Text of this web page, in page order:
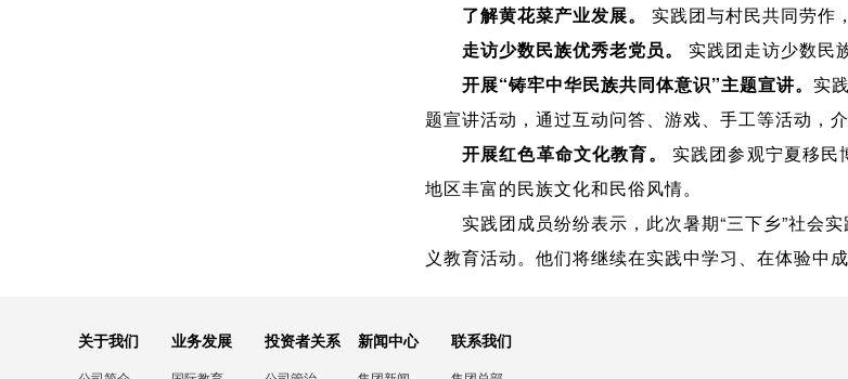
了解黄花菜产业发展。
实践团与村民共同劳作
走访少数民族优秀老党员。
实践团走访少数民
开展“铸牢中华民族共同体意识”主题宣讲。 实
题宣讲活动，通过互动问答、游戏、手工等活动，
开展红色革命文化教育。 实践团参观宁夏移
地区丰富的民族文化和民俗风情。
实践团成员纷纷表示，此次暑期“三下乡”社会
义教育活动。他们将继续在实践中学习、在体验中
关于我们 业务发展 投资者关系 新闻中心 联系我们